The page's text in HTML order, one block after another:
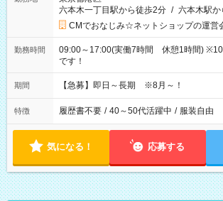
六本木一丁目駅から徒歩2分 / 六本木駅
CMでおなじみ☆ネットショップの運営
勤務時間
09:00～17:00(実働7時間 休憩1時間)
です！
期間 【急募】即日～長期 ※8月～！
特徴 履歴書不要 / 40～50代活躍中 / 服装自由
気になる！ 応募する